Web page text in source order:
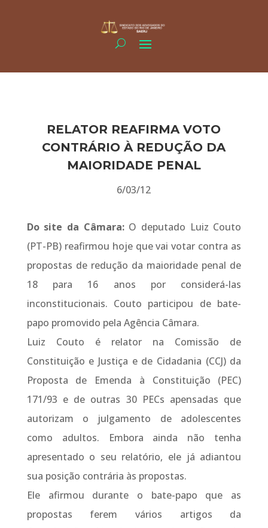
RELATOR REAFIRMA VOTO
CONTRÁRIO À REDUÇÃO DA
MAIORIDADE PENAL
6/03/12
Do site da Câmara: O deputado Luiz Couto
(PT-PB) reafirmou hoje que vai votar contra as
propostas de redução da maioridade penal de
18 para 16 anos por considerá-las
inconstitucionais. Couto participou de bate-
papo promovido pela Agência Câmara.
Luiz Couto é relator na Comissão de
Constituição e Justiça e de Cidadania (CCJ) da
Proposta de Emenda à Constituição (PEC)
171/93 e de outras 30 PECs apensadas que
autorizam o julgamento de adolescentes
como adultos. Embora ainda não tenha
apresentado o seu relatório, ele já adiantou
sua posição contrária às propostas.
Ele afirmou durante o bate-papo que as
propostas ferem vários artigos da